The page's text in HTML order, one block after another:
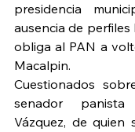
presidencia
ausencia de
obliga al PAN a
Macalpin.
Cuestionados
senador panista
Vázquez, de